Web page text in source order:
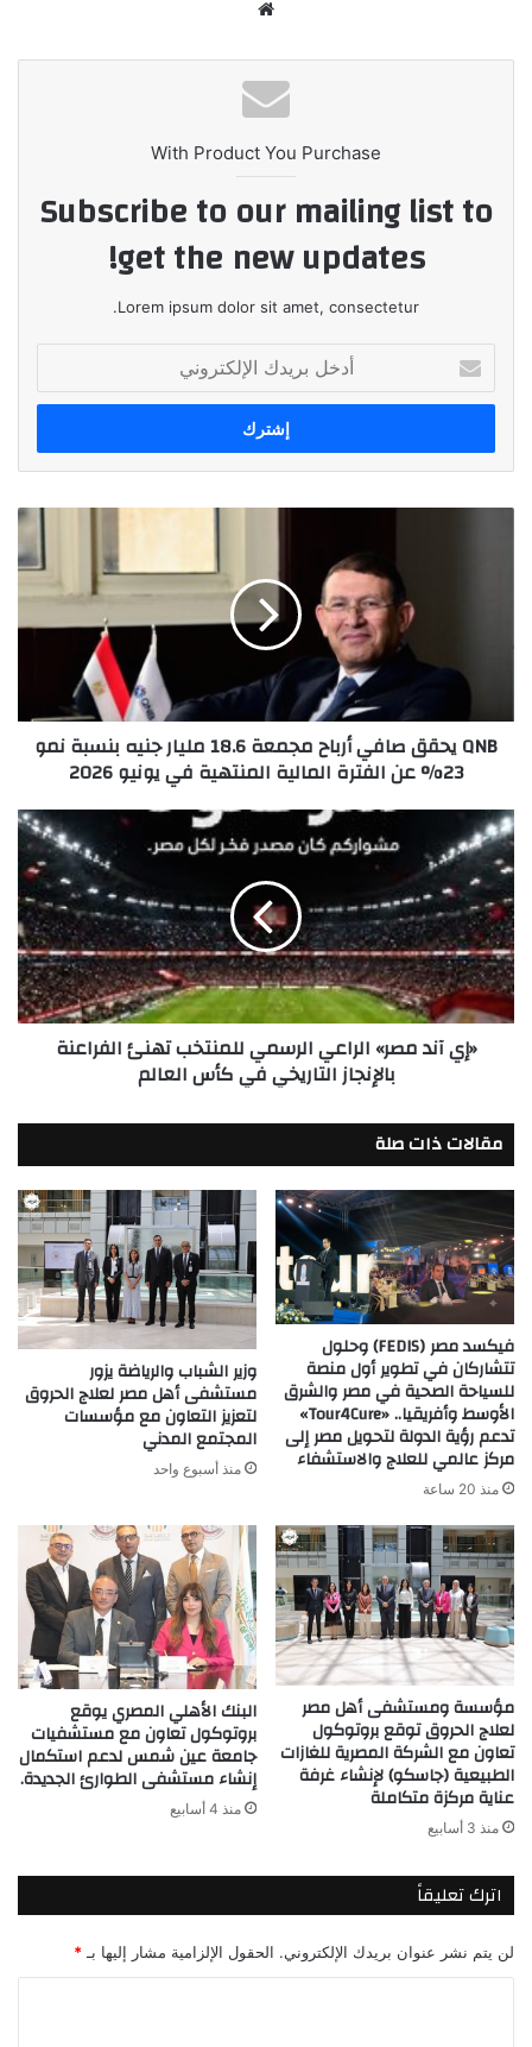
With Product You Purchase
Subscribe to our mailing list to
get the new updates!
Lorem ipsum dolor sit amet, consectetur.
بريدك
الإلكتروني
18.6
بنسبة
نمو
الفترة
المالية
المنتهية
في
يونيو
2026
QNB يحقق صافي أرباح مجمعة 18.6 مليار جنيه بنسبة نمو
23% عن الفترة المالية المنتهية في يونيو 2026
«إي
آند
مصر»
الراعي
الرسمي
للمنتخب
تهنئ
الفراعنة
بالإنجاز
التاريخي
العالم
«إي آند مصر» الراعي الرسمي للمنتخب تهنئ الفراعنة
بالإنجاز التاريخي في كأس العالم
مقالات ذات صلة
فيكسد مصر (FEDIS) وحلول
تتشاركان في تطوير أول منصة
للسياحة الصحية في مصر والشرق
الأوسط وأفريقيا.. «Tour4Cure»
تدعم رؤية الدولة لتحويل مصر إلى
مركز عالمي للعلاج والاستشفاء
منذ 20 ساعة
وزير الشباب والرياضة يزور
مستشفى أهل مصر لعلاج الحروق
لتعزيز التعاون مع مؤسسات
المجتمع المدني
منذ أسبوع واحد
مؤسسة ومستشفى أهل مصر
لعلاج الحروق توقع بروتوكول
تعاون مع الشركة المصرية للغازات
الطبيعية (جاسكو) لإنشاء غرفة
عناية مركزة متكاملة
منذ 3 أسابيع
البنك الأهلي المصري يوقع
بروتوكول تعاون مع مستشفيات
جامعة عين شمس لدعم استكمال
إنشاء مستشفى الطوارئ الجديدة.
منذ 4 أسابيع
اترك تعليقاً
لن يتم نشر عنوان بريدك الإلكتروني. الحقول الإلزامية مشار إليها بـ *